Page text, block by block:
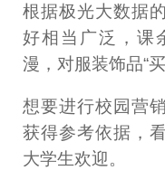
根据极光大数据
好相当广泛，课
漫，对服装饰品“
想要进行校园营
获得参考依据，
大学生欢迎。